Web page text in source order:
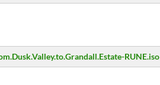
RUNE.iso